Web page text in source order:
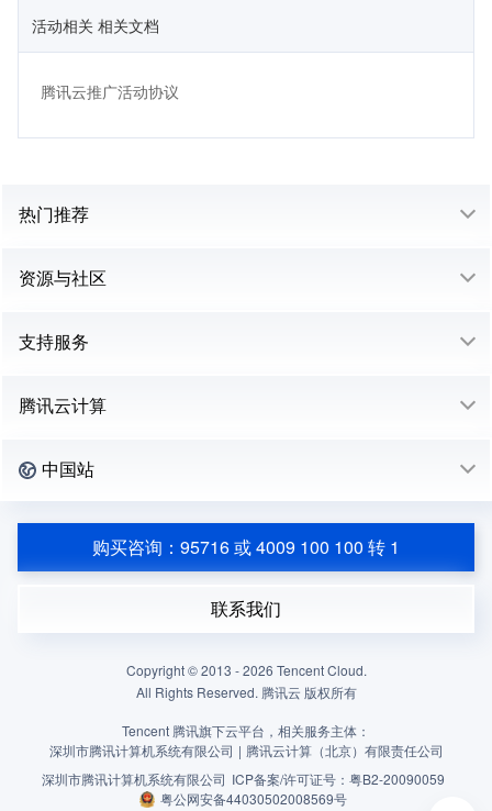
活动相关 相关文档
腾讯云推广活动协议
热门推荐
资源与社区
支持服务
腾讯云计算
中国站
购买咨询：95716 或 4009 100 100 转 1
联系我们
Copyright © 2013 -2026 Tencent Cloud.
All Rights Reserved. 腾讯云 版权所有
Tencent 腾讯旗下云平台，相关服务主体：
深圳市腾讯计算机系统有限公司 | 腾讯云计算（北京）有限责任公司
深圳市腾讯计算机系统有限公司 ICP备案/许可证号： 粤B2-20090059
粤公网安备44030502008569号